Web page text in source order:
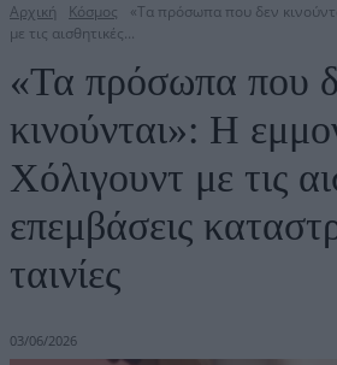
Αρχική Κόσμος
«Τα πρόσωπα που δεν
με τις αισθητικές...
«Τα πρόσωπα που
κινούνται»: Η
Χόλιγουντ με τις
επεμβάσεις
ταινίες
03/06/2026